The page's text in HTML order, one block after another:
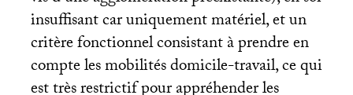
insuffisant car uniquement matériel, et un
critère fonctionnel consistant à prendre en
compte les mobilités domicile-travail, ce qui